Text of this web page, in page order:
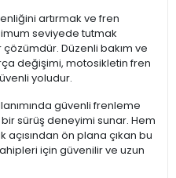
artırmak ve fren
seviyede tutmak
Düzenli bakım ve
değişimi, motosikletin fren
yoludur.
güvenli frenleme
sürüş deneyimi sunar. Hem
açısından ön plana çıkan bu
için güvenilir ve uzun